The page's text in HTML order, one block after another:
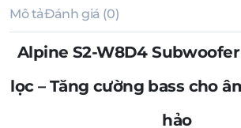
Mô tảĐánh giá (0)
Alpine S2-W8D4
lọc – Tăng cường bass cho
hảo